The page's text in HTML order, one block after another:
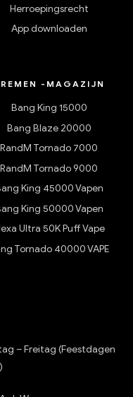
Herroepingsrecht
App downloaden
-MAGAZIJN
Bang King 15000
Bang Blaze 20000
RandM Tornado 7000
RandM Tornado 9000
King 45000 Vapen
King 50000 Vapen
Ultra 50K Puff Vape
Tornado 40000 VAPE
– Freitag (Feestdagen